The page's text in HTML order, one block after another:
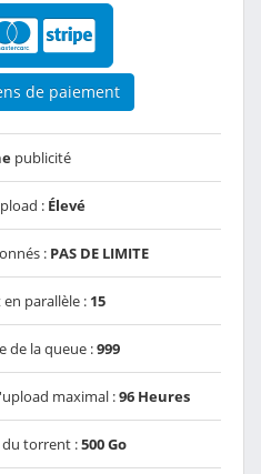
de paiement
publicité
: Élevé
: PAS DE LIMITE
parallèle : 15
de la queue :999
maximal :96 Heures
du torrent :500 Go